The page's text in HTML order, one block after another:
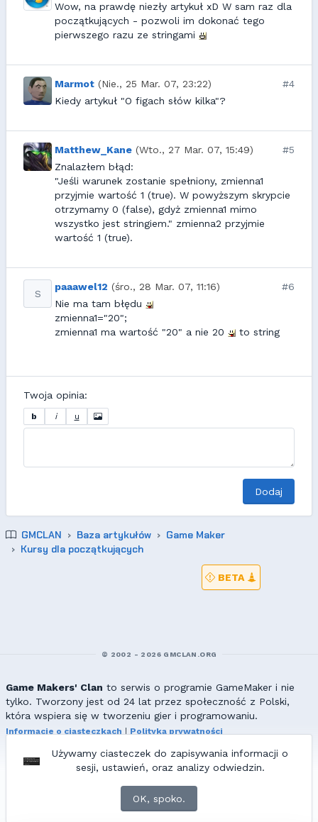
Wow, na prawdę niezły artykuł xD W sam raz dla
początkujących - pozwoli im dokonać tego
pierwszego razu ze stringami
Marmot (Nie., 25 Mar. 07, 23:22)
#4
Kiedy artykuł "O figach słów kilka"?
Matthew_Kane (Wto., 27 Mar. 07, 15:49)
#5
Znalazłem błąd:
"Jeśli warunek zostanie spełniony, zmienna1
przyjmie wartość 1 (true). W powyższym skrypcie
otrzymamy 0 (false), gdyż zmienna1 mimo
wszystko jest stringiem." zmienna2 przyjmie
wartość 1 (true).
S
paaawel12 (śro., 28 Mar. 07, 11:16)
#6
Nie ma tam błędu
zmienna1="20";
zmienna1 ma wartość "20" a nie 20
to string
Twoja opinia:
b i u
Dodaj
GMCLAN Baza artykułów
Game Maker
Kursy dla początkujących
Używamy ciasteczek do zapisywania informacji o
sesji, ustawień, oraz analizy odwiedzin.
OK, spoko.
BETA
© 2002 - 2026 GMCLAN.ORG
Game Makers' Clan to serwis o programie GameMaker i nie
tylko. Tworzony jest od 24 lat przez społeczność z Polski,
która wspiera się w tworzeniu gier i programowaniu.
Informacje o ciasteczkach
Polityka prywatności
Wszelkie prawa zastrzeżone. Kopiowanie materiałów bez zgody
redakcji zabronione!
ZNAJDZIESZ NAS TAKŻE NA: